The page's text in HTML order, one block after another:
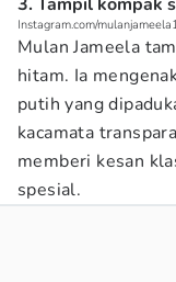
Instagram.com/
Mulan Jameela
hitam. Ia
putih yang
kacamata
memberi kesan
spesial.